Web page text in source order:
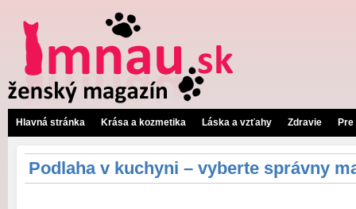
Hlavná stránka Krása a kozmetika Láska a vzťahy Zdravie
Podlaha v kuchyni – vyberte správny